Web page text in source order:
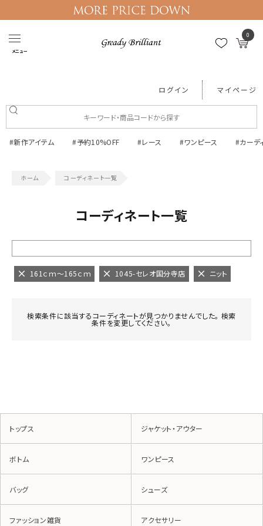
メニュー
0
ログイン マイページ
#新作アイテム #予約10%OFF #レース #ワンピース #カーデ
コーディネート一覧
コーディネート一覧
161ｃｍ～165ｃｍ 1045-セレオ国分寺店 ニット
検索条件に該当するコーディネートが見つかりませんでした。 検索
条件を変更してください。
トップス ジャケット・アウター
ボトム ワンピース
バッグ シューズ
ファッション雑貨 アクセサリー